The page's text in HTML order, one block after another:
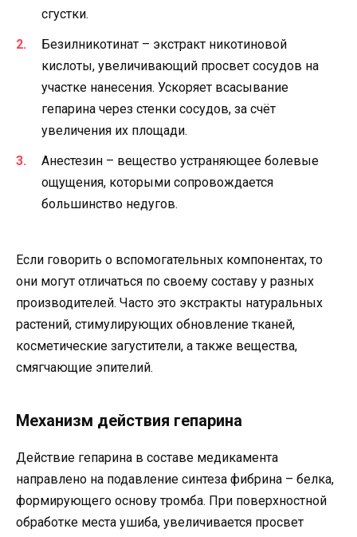
сгустки.
Безилникотинат – экстракт никотиновой
кислоты, увеличивающий просвет сосудов на
участке нанесения. Ускоряет всасывание
гепарина через стенки сосудов, за счёт
увеличения их площади.
Анестезин – вещество устраняющее болевые
ощущения, которыми сопровождается
большинство недугов.
Если говорить о вспомогательных компонентах, то
они могут отличаться по своему составу у разных
производителей. Часто это экстракты натуральных
растений, стимулирующих обновление тканей,
косметические загустители, а также вещества,
смягчающие эпителий.
Механизм действия гепарина
Действие гепарина в составе медикамента
направлено на подавление синтеза фибрина – белка,
формирующего основу тромба. При поверхностной
обработке места ушиба, увеличивается просвет